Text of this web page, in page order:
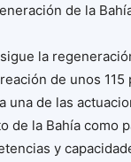
de la
la
de unos
una de las
de la Bahía como
y